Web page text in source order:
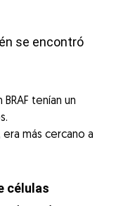
se encontró
tenían un
más cercano a
células